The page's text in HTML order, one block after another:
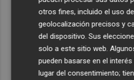
otros fines, incluido el uso
geolocalización precisos y
del dispositivo. Sus
solo a este sitio web.
pueden basarse en el
lugar del consentimiento;